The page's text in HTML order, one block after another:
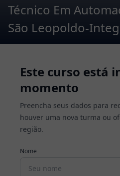
EAD
Cursos
Cursos
Profissionalizantes
Técnico Em
São Leopoldo-
Este curso está
momento
Preencha seus dados para
houver uma nova turma ou
região.
Nome